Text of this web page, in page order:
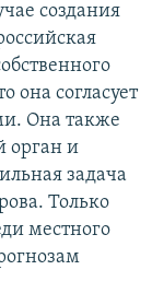
создания
она согласует
Она также
орган и
задача
Только
местного